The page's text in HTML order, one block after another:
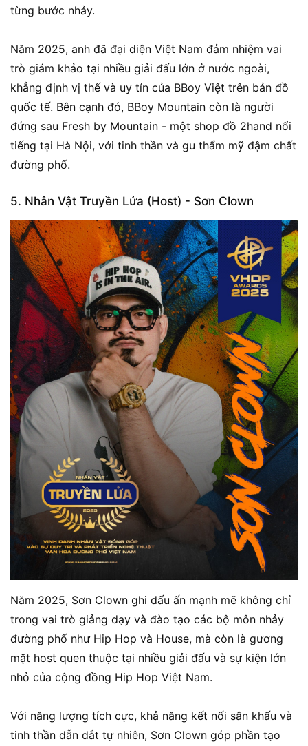
từng bước nhảy.
Năm 2025, anh đã đại diện Việt Nam đảm nhiệm vai
trò giám khảo tại nhiều giải đấu lớn ở nước ngoài,
khẳng định vị thế và uy tín của BBoy Việt trên bản đồ
quốc tế. Bên cạnh đó, BBoy Mountain còn là người
đứng sau Fresh by Mountain - một shop đồ 2hand nổi
tiếng tại Hà Nội, với tinh thần và gu thẩm mỹ đậm chất
đường phố.
5. Nhân Vật Truyền Lửa (Host) - Sơn Clown
Năm 2025, Sơn Clown ghi dấu ấn mạnh mẽ không chỉ
trong vai trò giảng dạy và đào tạo các bộ môn nhảy
đường phố như Hip Hop và House, mà còn là gương
mặt host quen thuộc tại nhiều giải đấu và sự kiện lớn
nhỏ của cộng đồng Hip Hop Việt Nam.
Với năng lượng tích cực, khả năng kết nối sân khấu và
tinh thần dẫn dắt tự nhiên, Sơn Clown góp phần tạo